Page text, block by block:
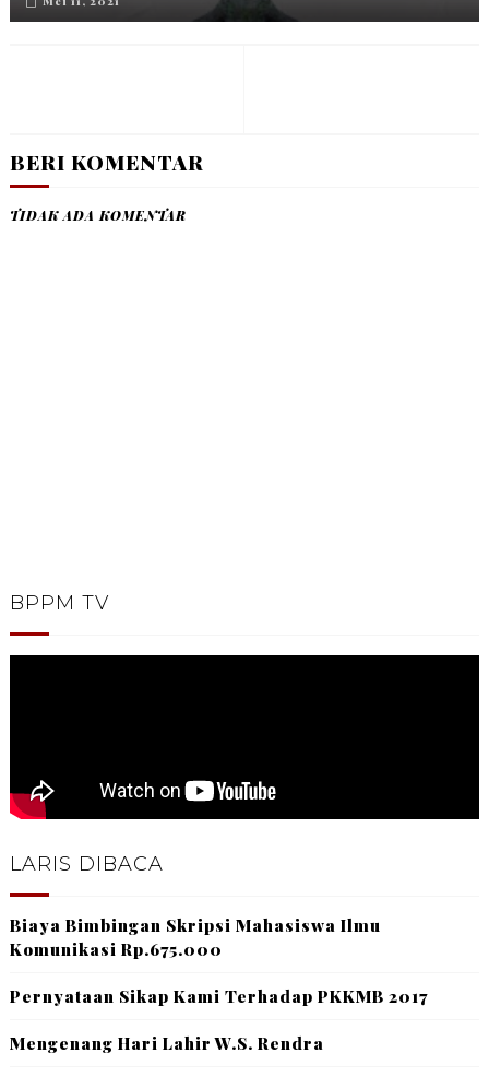
BERI KOMENTAR
TIDAK ADA KOMENTAR
BPPM TV
LARIS DIBACA
Biaya Bimbingan Skripsi Mahasiswa Ilmu
Komunikasi Rp.675.000
Pernyataan Sikap Kami Terhadap PKKMB 2017
Mengenang Hari Lahir W.S. Rendra